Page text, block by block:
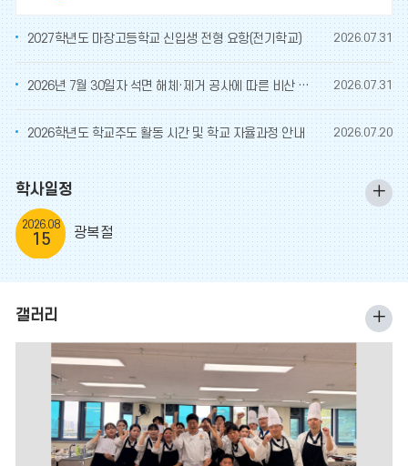
간재구
2027학년도 마장고등학교 신입생 전형 요항(전기학교) 2026.07.31
2026년 7월 30일자 석면 해체·제거 공사에 따른 비산 및 농도 측정 결과 2026.07.31
2026학년도 학교주도 활동 시간 및 학교 자율과정 안내 2026.07.20
더
보
기
학사일정
행
사
일
정
보
2026.08
15 광복절
갤러리
갤
러